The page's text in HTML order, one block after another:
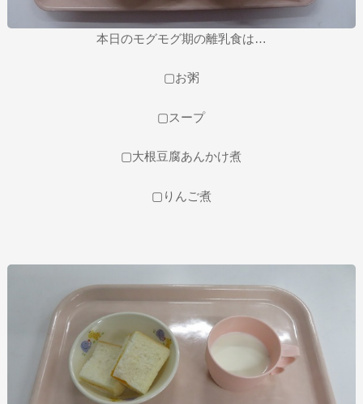
本日のモグモグ期の離乳食は…
▢お粥
▢スープ
▢大根豆腐あんかけ煮
▢りんご煮